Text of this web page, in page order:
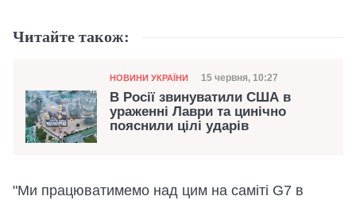
Читайте також:
Категорія
НОВИНИ УКРАЇНИ Дата публікації
15 червня, 10:27
В Росії звинуватили США в
ураженні Лаври та цинічно
пояснили цілі ударів
"Ми працюватимемо над цим на саміті G7 в